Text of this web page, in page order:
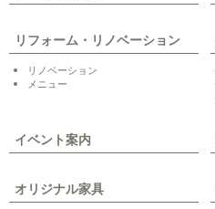
リフォーム・リノベーション
リノベーション
メニュー
イベント案内
オリジナル家具